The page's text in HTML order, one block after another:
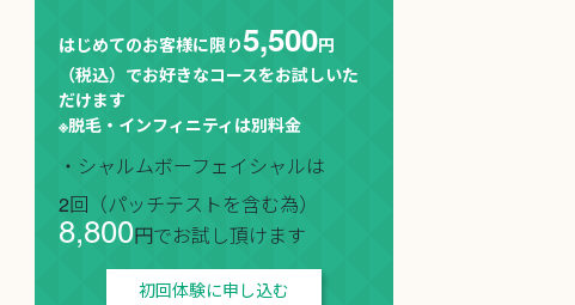
はじめてのお客様に限り5,500円
（税込）でお好きなコースをお試しいた
だけます
※脱毛・インフィニティは別料金
・シャルムボーフェイシャルは
2回（パッチテストを含む為）
8,800円でお試し頂けます
初回体験に申し込む